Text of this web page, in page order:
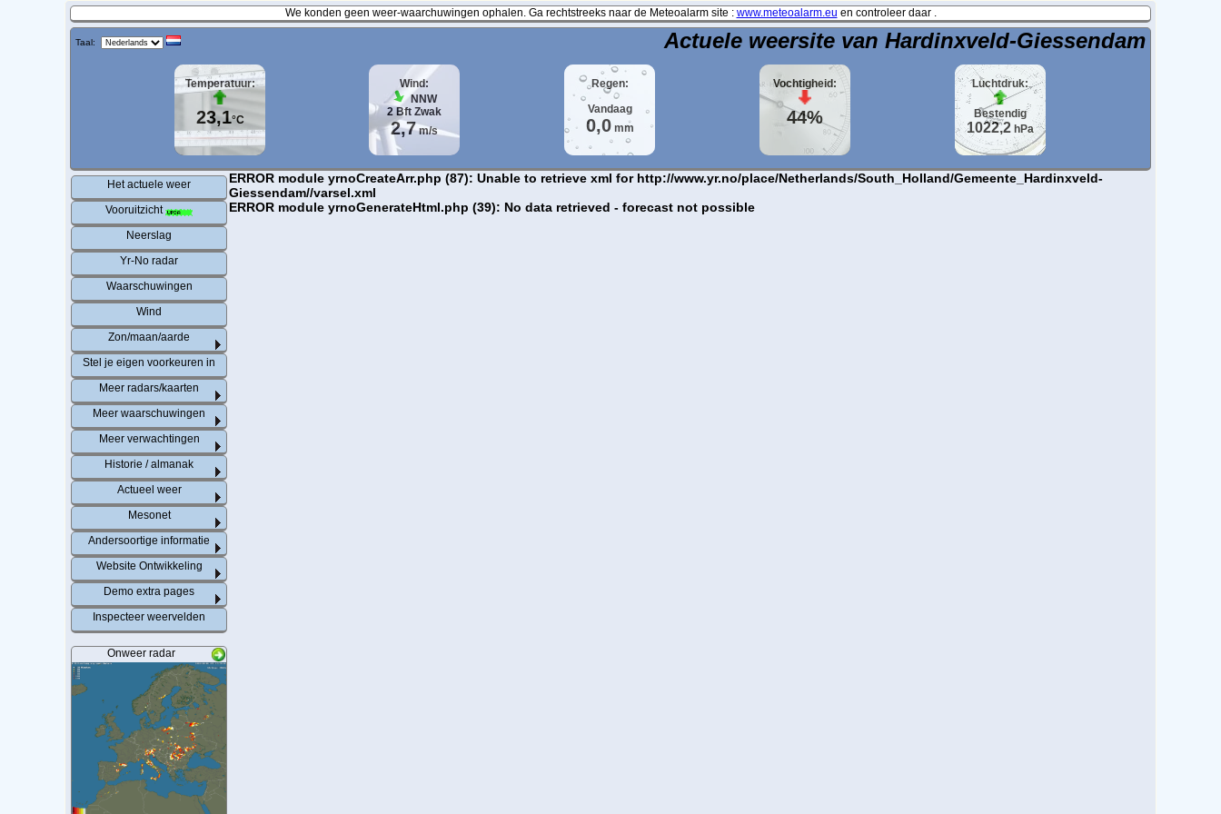
We konden geen weer-waarchuwingen ophalen. Ga rechtstreeks naar de Meteoalarm site : www.meteoalarm.eu en controleer daar .
Taal: Actuele weersite van Hardinxveld-Giessendam
Temperatuur:
23,1°C
Wind:
NNW
2 Bft Zwak
2,7m/s
Regen:
Vandaag
0,0mm
Vochtigheid:
44%
Luchtdruk:
Bestendig
1022,2 hPa
Het actuele weer
Vooruitzicht
Neerslag
Yr-No radar
Waarschuwingen
Wind
Zon/maan/aarde
Stel je eigen voorkeuren in
Meer radars/kaarten
Meer waarschuwingen
Meer verwachtingen
Historie / almanak
Actueel weer
Mesonet
Andersoortige informatie
Website Ontwikkeling
Demo extra pages
Inspecteer weervelden
Onweer radar
ERROR module yrnoCreateArr.php (87): Unable to retrieve xml for http://www.yr.no/place/Netherlands/South_Holland/Gemeente_Hardinxveld-
Giessendam//varsel.xml
ERROR module yrnoGenerateHtml.php (39): No data retrieved - forecast not possible